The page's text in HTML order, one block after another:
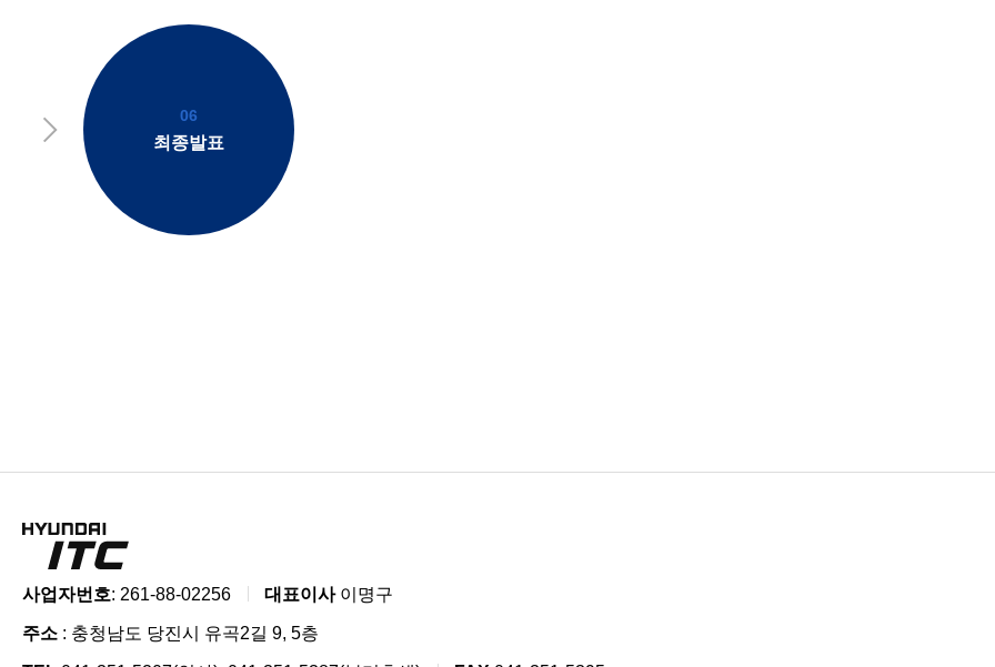
06
최종발표
사업자번호: 261-88-02256 대표이사이명구
주소 : 충청남도 당진시 유곡2길 9, 5층